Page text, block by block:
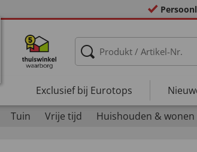
Exclusief bij Eurotops
Tuin Vrije tijd Huishouden & wonen